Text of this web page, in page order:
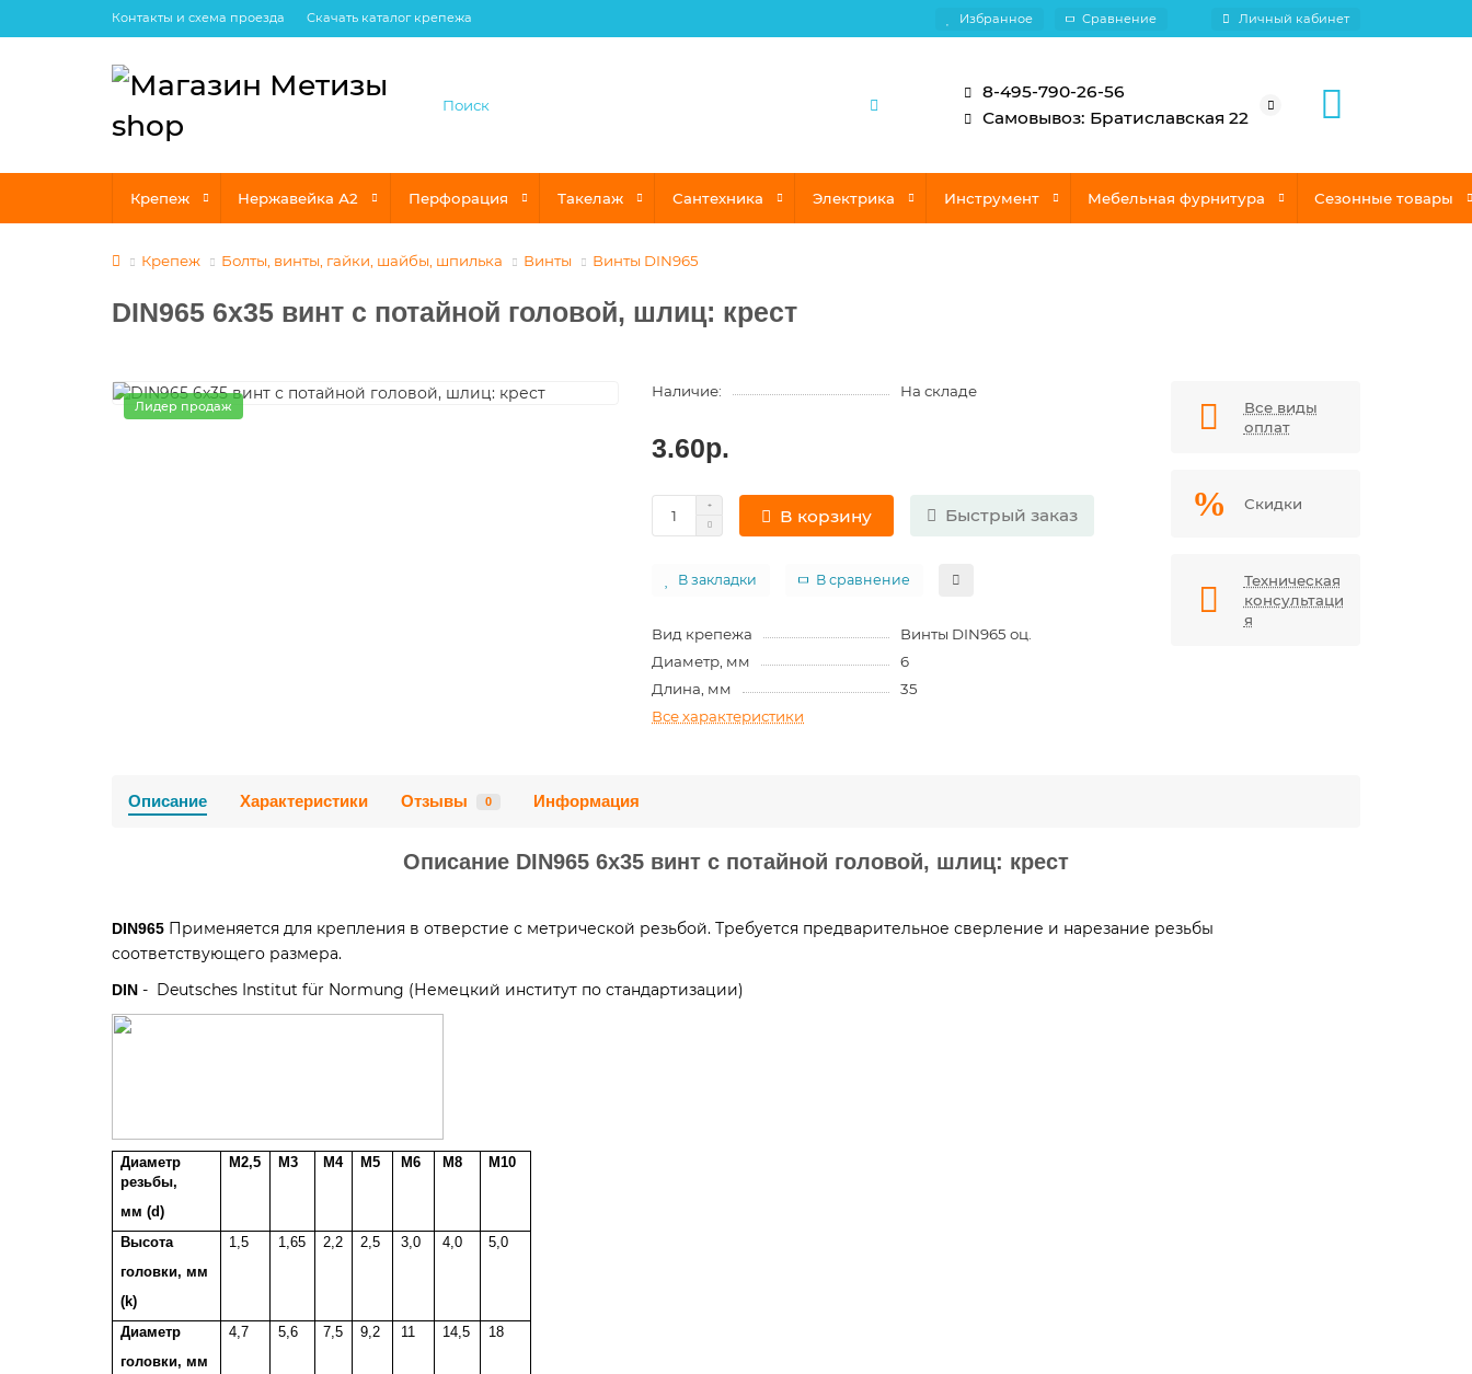
Контакты и схема проезда Скачать каталог крепежа Избранное Сравнение Личный кабинет
8-495-790-26-56
Самовывоз: Братиславская 22
Крепеж Нержавейка А2 Перфорация Такелаж Сантехника Электрика Инструмент Мебельная фурнитура Сезонные товары
Крепеж Болты, винты, гайки, шайбы, шпилька Винты Винты DIN965
DIN965 6х35 винт с потайной головой, шлиц: крест
Лидер продаж
Наличие: На складе
3.60р.
В корзину Быстрый заказ
В закладки В сравнение
Вид крепежа
Винты DIN965 оц.
Диаметр, мм
6
Длина, мм
35
Все характеристики
Все виды
оплат
Скидки
Техническая
консультаци
я
Описание Характеристики Отзывы 0 Информация
Описание DIN965 6х35 винт с потайной головой, шлиц: крест
DIN965 Применяется для крепления в отверстие с метрической резьбой. Требуется предварительное сверление и нарезание резьбы
соответствующего размера.
DIN - Deutsches Institut für Normung (Немецкий институт по стандартизации)
Диаметр
резьбы,
мм (d)
M2,5 M3 M4 M5 M6 M8 M10
Высота
головки, мм
(k)
1,5 1,65 2,2 2,5 3,0 4,0 5,0
Диаметр
головки, мм
4,7 5,6 7,5 9,2 11 14,5 18